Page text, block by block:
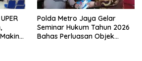
Polda Metro Jaya Gelar
Seminar Hukum Tahun 2026
Bahas Perluasan Objek